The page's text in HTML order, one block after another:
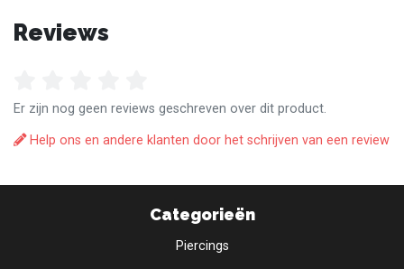
Reviews
Er zijn nog geen reviews geschreven over dit product.
Help ons en andere klanten door het schrijven van een review
Categorieën
Piercings